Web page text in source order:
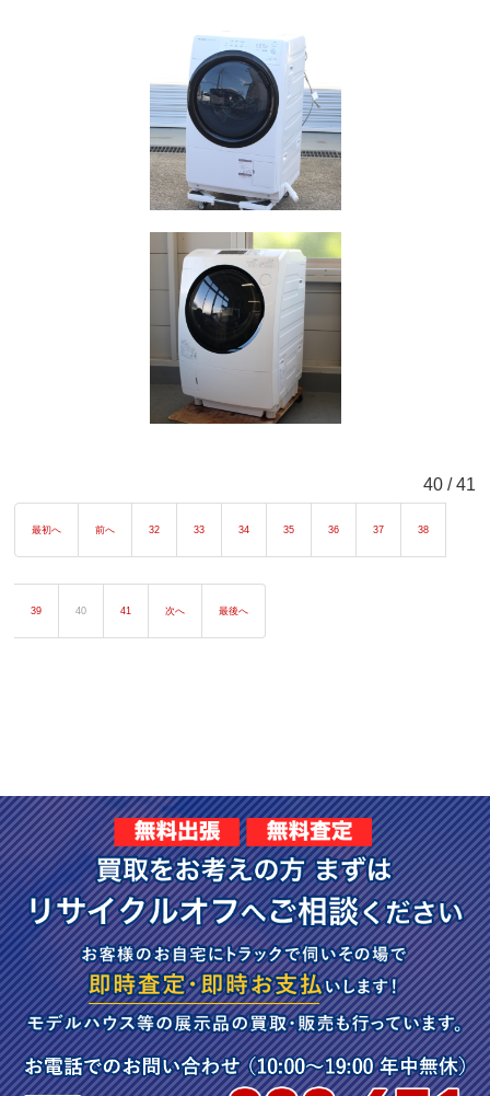
40 / 41
最初へ 前へ 32 33 34 35 36 37 38
39 40 41 次へ 最後へ